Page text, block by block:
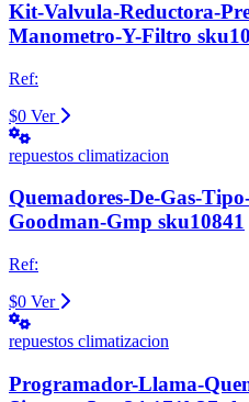
Kit-Valvula-Reductora-
Manometro-Y-Filtro
Ref:
$0 Ver
repuestos climatizacion
Quemadores-De-Gas-
Goodman-Gmp sku10841
Ref:
$0 Ver
repuestos climatizacion
Programador-Llama-